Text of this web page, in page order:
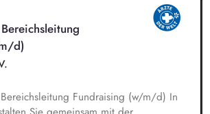
das Wachstum des Programms. Dazu
Inhaltliche, strategische und
des Programms,
und Durchführung unserer
Moderation der Veranstaltungen
Panelgäste.
d)
Fundraising (w/m/d) In